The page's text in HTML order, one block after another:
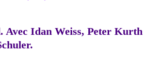
Avec Idan Weiss, Peter Kurth